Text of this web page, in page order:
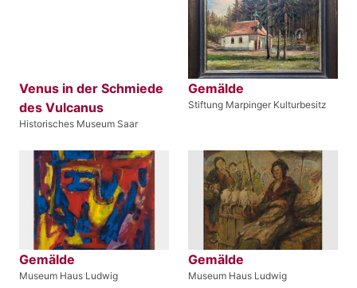
Venus in der Schmiede
des Vulcanus
Historisches Museum Saar
Gemälde
Stiftung Marpinger Kulturbesitz
Gemälde
Museum Haus Ludwig
Gemälde
Museum Haus Ludwig